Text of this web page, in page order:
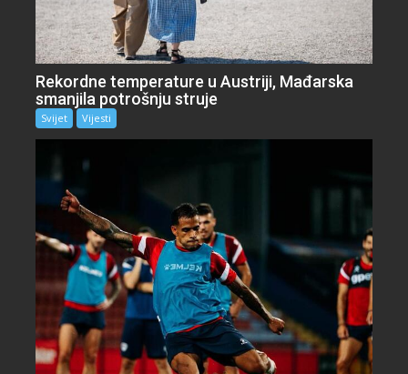
Rekordne temperature u Austriji, Mađarska
smanjila potrošnju struje
Svijet Vijesti